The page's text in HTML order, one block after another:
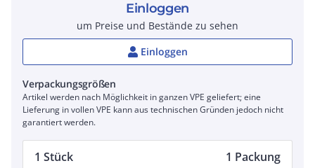
Einloggen
um Preise und Bestände zu sehen
Einloggen
Verpackungsgrößen
Artikel werden nach Möglichkeit in ganzen VPE geliefert; eine
Lieferung in vollen VPE kann aus technischen Gründen jedoch nicht
garantiert werden.
1 Stück 1 Packung